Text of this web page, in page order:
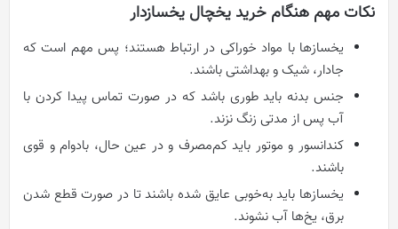
نکات مهم هنگام خرید یخچال یخسازدار
یخسازها با مواد خوراکی در ارتباط هستند؛ پس مهم است که
جادار، شیک و بهداشتی باشند.
جنس بدنه باید طوری باشد که در صورت تماس پیدا کردن با
آب پس از مدتی زنگ نزند.
کندانسور و موتور باید کم‌مصرف و در عین حال، بادوام و قوی
باشند.
یخسازها باید به‌خوبی عایق شده باشند تا در صورت قطع شدن
برق، یخ‌ها آب نشوند.